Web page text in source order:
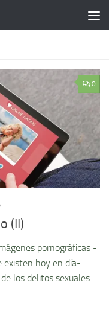
0
(II)
pornográficas -
existen hoy en día-
los delitos sexuales: